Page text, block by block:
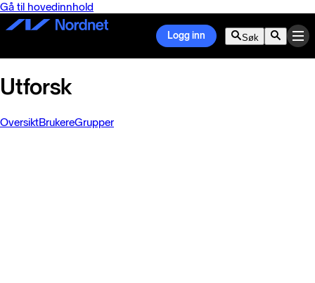
Gå til hovedinnhold
Logg inn Søk
Utforsk
OversiktBrukereGrupper